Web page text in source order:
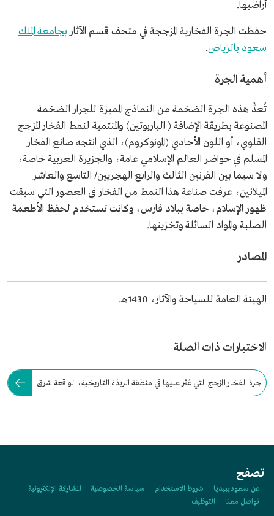
أراضيها.
حفظت الجرة الفخارية المزججة في متحف قسم الآثار بجامعة الملك
سعود بالرياض.
أهمية الجرة
تُعدُّ هذه الجرة الضخمة من النماذج المميزة للجرار الضخمة
المصنوعة بطريقة الإضافة ( الباربوتين) والمنتمية لنمط الفخار المزجج
القلوي، أو اللون الأحادي (المونوكروم)، الذي انتجه صانع الفخار
المسلم في حواضر العالم الإسلامي عامة، والجزيرة العربية خاصة،
ولا سيما بين القرنين الثالث والرابع الهجريين/ التاسع والعاشر
الميلانين، عرفت صناعة هذا النمط من الفخار في العصور التي سبقت
ظهور الإسلام، خاصة ببلاد فارس، وكانت تستخدم لحفظ الأطعمة
الصلبة والمواد السائلة وتخزينها.
المصادر
الهيئة العامة للسياحة والآثار، 1430هـ.
الاختبارات ذات الصلة
جرة الفخار المزجج التي عُثر عليها في منطقة الربذة التاريخية، الواقعة شرق
تصفح
عن سعوديبيديا شروط الاستخدام سياسة الخصوصية
المشاركة الإلكترونية
تواصل معنا
التوظيف